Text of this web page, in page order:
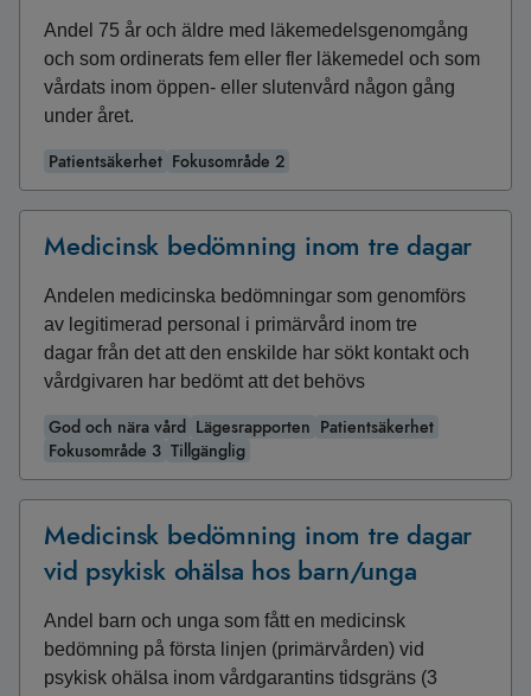
Andel 75 år och äldre med läkemedelsgenomgång
och som ordinerats fem eller fler läkemedel och som
vårdats inom öppen- eller slutenvård någon gång
under året.
Patientsäkerhet Fokusområde 2
Medicinsk bedömning inom tre dagar
Andelen medicinska bedömningar som genomförs
av legitimerad personal i primärvård inom tre
dagar från det att den enskilde har sökt kontakt och
vårdgivaren har bedömt att det behövs
God och nära vård Lägesrapporten Patientsäkerhet
Fokusområde 3 Tillgänglig
Medicinsk bedömning inom tre dagar
vid psykisk ohälsa hos barn/unga
Andel barn och unga som fått en medicinsk
bedömning på första linjen (primärvården) vid
psykisk ohälsa inom vårdgarantins tidsgräns (3